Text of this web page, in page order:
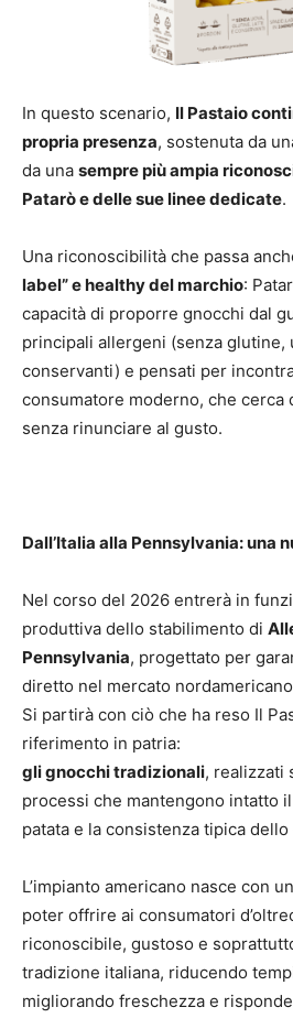
In questo scenario, Il Pastaio
propria presenza, sostenuta da
da una sempre più ampia
Patarò e delle sue linee dedicate.
Una riconoscibilità che passa
label” e healthy del marchio:
capacità di proporre gnocchi dal
principali allergeni (senza glutine,
conservanti) e pensati per
consumatore moderno, che cerca
senza rinunciare al gusto.
Dall’Italia alla Pennsylvania: una
Nel corso del 2026 entrerà in
produttiva dello stabilimento di
Pennsylvania, progettato per
diretto nel mercato
Si partirà con ciò che ha reso Il
riferimento in patria:
gli gnocchi tradizionali, realizzati
processi che mantengono intatto
patata e la consistenza tipica
L’impianto americano nasce con
poter offrire ai consumatori
riconoscibile, gustoso e
tradizione italiana, riducendo
migliorando freschezza e